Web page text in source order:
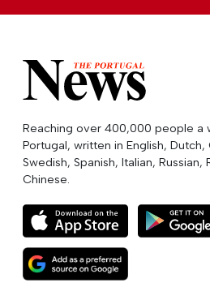
Reaching over 400,000 people a
Portugal, written in English, Dutch,
Swedish, Spanish, Italian, Russian,
Chinese.